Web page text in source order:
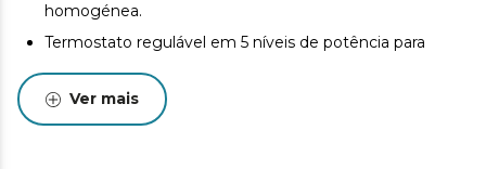
homogénea.
Termostato regulável em 5 níveis de potência para
Distribuição uniforme do calor em toda a superfície da
grelha.
Ver mais